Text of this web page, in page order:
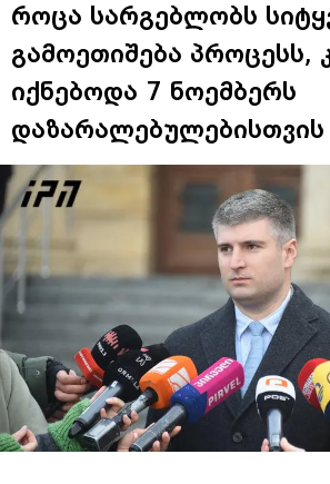
როცა სარგებლობს
გამოეთიშება პროცესს,
იქნებოდა 7 ნოემბერს
დაზარალებულებისთვის